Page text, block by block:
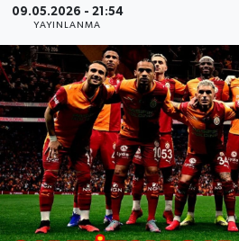
09.05.2026 - 21:54
YAYINLANMA